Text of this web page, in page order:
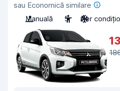
sau Economică similare
Manuală
5 Aer